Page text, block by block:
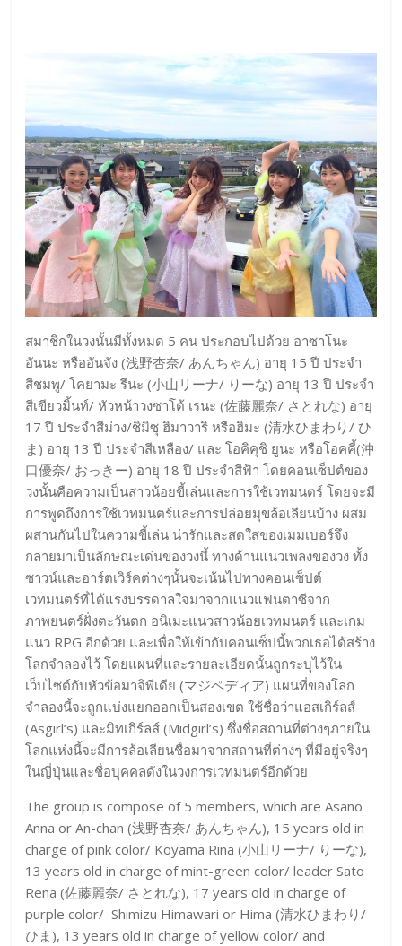
สมาชิกในวงนั้นมีทั้งหมด 5 คน ประกอบไปด้วย อาซาโนะ
อันนะ หรืออันจัง (浅野杏奈/ あんちゃん) อายุ 15 ปี ประจำ
สีชมพู/ โคยามะ รีนะ (小山リーナ/ りーな) อายุ 13 ปี ประจำ
สีเขียวมิ้นท์/ หัวหน้าวงซาโต้ เรนะ (佐藤麗奈/ さとれな) อายุ
17 ปี ประจำสีม่วง/ชิมิซุ ฮิมาวาริ หรือฮิมะ (清水ひまわり/ ひ
ま) อายุ 13 ปี ประจำสีเหลือง/ และ โอคิคุชิ ยูนะ หรือโอคคี้(沖
口優奈/ おっきー) อายุ 18 ปี ประจำสีฟ้า โดยคอนเซ็ปต์ของ
วงนั้นคือความเป็นสาวน้อยขี้เล่นและการใช้เวทมนตร์ โดยจะมี
การพูดถึงการใช้เวทมนตร์และการปล่อยมุขล้อเลียนบ้าง ผสม
ผสานกันไปในความขี้เล่น น่ารักและสดใสของเมมเบอร์จึง
กลายมาเป็นลักษณะเด่นของวงนี้ ทางด้านแนวเพลงของวง ทั้ง
ซาวน์และอาร์ตเวิร์คต่างๆนั้นจะเน้นไปทางคอนเซ็ปต์
เวทมนตร์ที่ได้แรงบรรดาลใจมาจากแนวแฟนตาซีจาก
ภาพยนตร์ฝั่งตะวันตก อนิเมะแนวสาวน้อยเวทมนตร์ และเกม
แนว RPG อีกด้วย และเพื่อให้เข้ากับคอนเซ็ปนี้พวกเธอได้สร้าง
โลกจำลองไว้ โดยแผนที่และรายละเอียดนั้นถูกระบุไว้ใน
เว็บไซต์กับหัวข้อมาจิพีเดีย (マジペディア) แผนที่ของโลก
จำลองนี้จะถูกแบ่งแยกออกเป็นสองเขต ใช้ชื่อว่าแอสเกิร์ลส์
(Asgirl’s) และมิทเกิร์ลส์ (Midgirl’s) ซึ่งชื่อสถานที่ต่างๆภายใน
โลกแห่งนี้จะมีการล้อเลียนชื่อมาจากสถานที่ต่างๆ ที่มีอยู่จริงๆ
ในญี่ปุ่นและชื่อบุคคลดังในวงการเวทมนตร์อีกด้วย
The group is compose of 5 members, which are Asano
Anna or An-chan (浅野杏奈/ あんちゃん), 15 years old in
charge of pink color/ Koyama Rina (小山リーナ/ りーな),
13 years old in charge of mint-green color/ leader Sato
Rena (佐藤麗奈/ さとれな), 17 years old in charge of
purple color/ Shimizu Himawari or Hima (清水ひまわり/
ひま), 13 years old in charge of yellow color/ and